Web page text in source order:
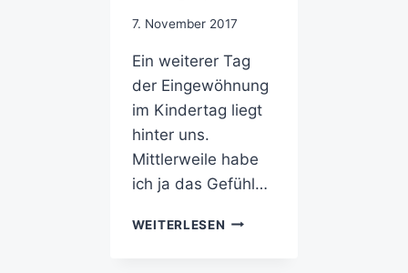
7. November 2017
Ein weiterer Tag
der Eingewöhnung
im Kindertag liegt
hinter uns.
Mittlerweile habe
ich ja das Gefühl…
WEITERLESEN